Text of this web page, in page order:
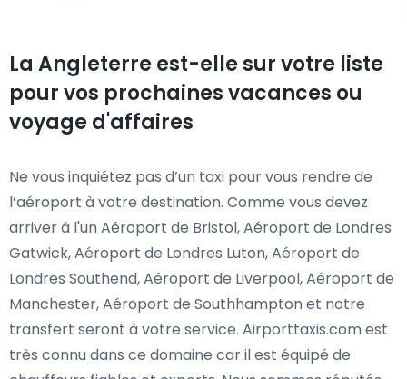
La Angleterre est-elle sur votre liste
pour vos prochaines vacances ou
voyage d'affaires
Ne vous inquiétez pas d’un taxi pour vous rendre de
l’aéroport à votre destination. Comme vous devez
arriver à l'un Aéroport de Bristol, Aéroport de Londres
Gatwick, Aéroport de Londres Luton, Aéroport de
Londres Southend, Aéroport de Liverpool, Aéroport de
Manchester, Aéroport de Southhampton et notre
transfert seront à votre service. Airporttaxis.com est
très connu dans ce domaine car il est équipé de